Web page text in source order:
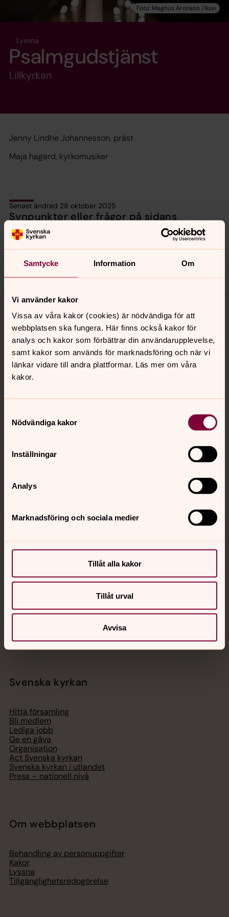
Samtycke Information Om
Vi använder kakor
Vissa av våra kakor (cookies) är nödvändiga för att
webbplatsen ska fungera. Här finns också kakor för
analys och kakor som förbättrar din användarupplevelse,
samt kakor som används för marknadsföring och när vi
länkar vidare till andra plattformar. Läs mer om våra
kakor.
Nödvändiga kakor
Inställningar
Analys
Marknadsföring och sociala medier
Tillåt alla kakor
Tillåt urval
Avvisa
Lyssna
Psalmgudstjänst
Lillkyrkan
Jenny Lindhe Johannesson, präst
Maja hagard, kyrkomusiker
Senast ändrad 28 oktober 2025
Synpunkter eller frågor på sidans
innehåll?
Dela
Tillbaka till toppen
Tillbaka till innehållet
Kontakt
Hitta snabbt
Sociala kanaler
Jourhavande präst
Akut samtals- och krisstöd. Prata eller chatta anonymt
med en präst på kvällar och nätter.
Chatt
Svenska kyrkan
Hitta församling
Bli medlem
Lediga jobb
Ge en gåva
Organisation
Act Svenska kyrkan
Svenska kyrkan i utlandet
Press – nationell nivå
Om webbplatsen
Behandling av personuppgifter
Kakor
Lyssna
Tillgänglighetsredogörelse